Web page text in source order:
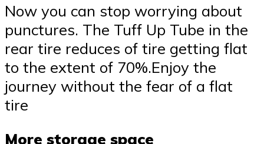
Now you can stop worrying about
punctures. The Tuff Up Tube in the
rear tire reduces of tire getting flat
to the extent of 70%.Enjoy the
journey without the fear of a flat
tire
More storage space